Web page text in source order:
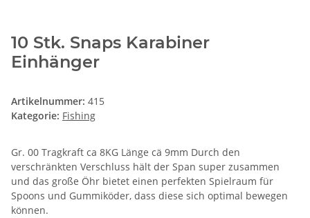
10 Stk. Snaps Karabiner
Einhänger
Artikelnummer: 415
Kategorie: Fishing
Gr. 00 Tragkraft ca 8KG Länge cä 9mm Durch den
verschränkten Verschluss hält der Span super zusammen
und das große Öhr bietet einen perfekten Spielraum für
Spoons und Gummiköder, dass diese sich optimal bewegen
können.